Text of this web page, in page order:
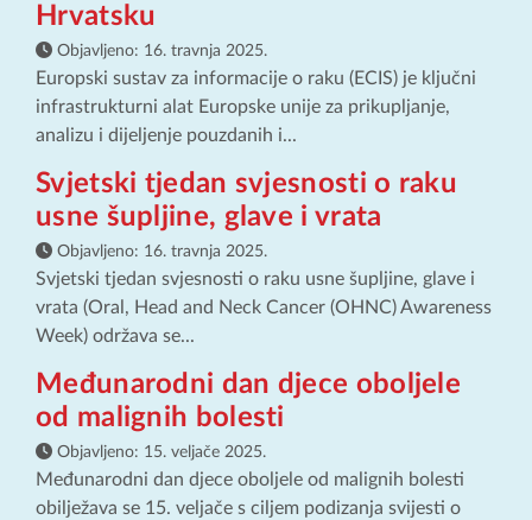
Hrvatsku
Objavljeno: 16. travnja 2025.
Europski sustav za informacije o raku (ECIS) je ključni
infrastrukturni alat Europske unije za prikupljanje,
analizu i dijeljenje pouzdanih i...
Svjetski tjedan svjesnosti o raku
usne šupljine, glave i vrata
Objavljeno: 16. travnja 2025.
Svjetski tjedan svjesnosti o raku usne šupljine, glave i
vrata (Oral, Head and Neck Cancer (OHNC) Awareness
Week) održava se...
Međunarodni dan djece oboljele
od malignih bolesti
Objavljeno: 15. veljače 2025.
Međunarodni dan djece oboljele od malignih bolesti
obilježava se 15. veljače s ciljem podizanja svijesti o